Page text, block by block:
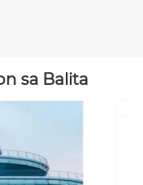
sa Balita